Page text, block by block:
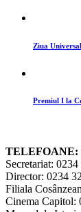
Ziua
Premiul I la
TELEFOANE:
Secretariat:
Director: 0234
Filiala
Cinema Capitol: